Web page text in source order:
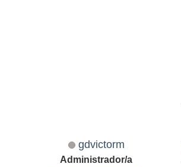
gdvictorm
Administrador/a